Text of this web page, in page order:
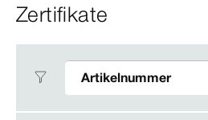
Zertifikate